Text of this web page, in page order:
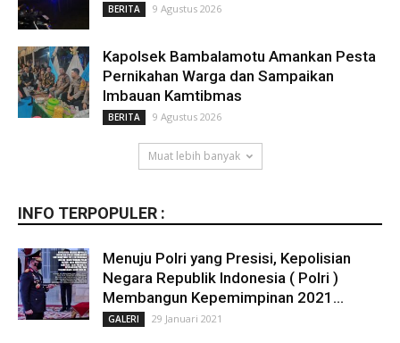
BERITA 9 Agustus 2026
Kapolsek Bambalamotu Amankan Pesta
Pernikahan Warga dan Sampaikan
Imbauan Kamtibmas
BERITA 9 Agustus 2026
Muat lebih banyak
INFO TERPOPULER :
Menuju Polri yang Presisi, Kepolisian
Negara Republik Indonesia ( Polri )
Membangun Kepemimpinan 2021...
GALERI 29 Januari 2021